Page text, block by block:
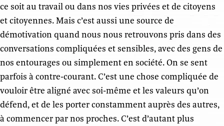
ce soit au travail ou dans nos vies privées et de citoyens
et citoyennes. Mais c’est aussi une source de
démotivation quand nous nous retrouvons pris dans des
conversations compliquées et sensibles, avec des gens de
nos entourages ou simplement en société. On se sent
parfois à contre-courant. C’est une chose compliquée de
vouloir être aligné avec soi-même et les valeurs qu’on
défend, et de les porter constamment auprès des autres,
à commencer par nos proches. C’est d’autant plus